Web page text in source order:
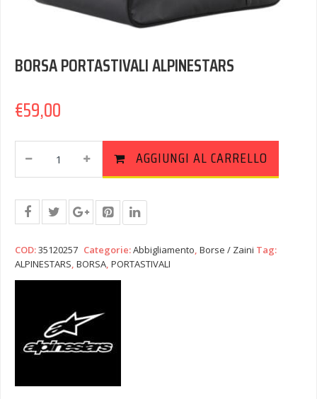
BORSA PORTASTIVALI ALPINESTARS
€59,00
PORTASTIVALI
ALPINESTARS
AGGIUNGI AL CARRELLO
COD:35120257 Categorie:Abbigliamento, Borse / Zaini Tag:
ALPINESTARS, BORSA, PORTASTIVALI